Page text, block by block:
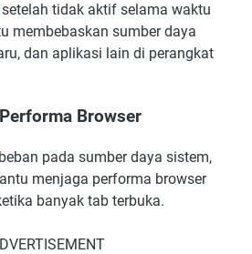
tidak aktif selama waktu
membebaskan sumber daya
dan aplikasi lain di perangkat
Browser
pada sumber daya sistem,
menjaga performa browser
banyak tab terbuka.